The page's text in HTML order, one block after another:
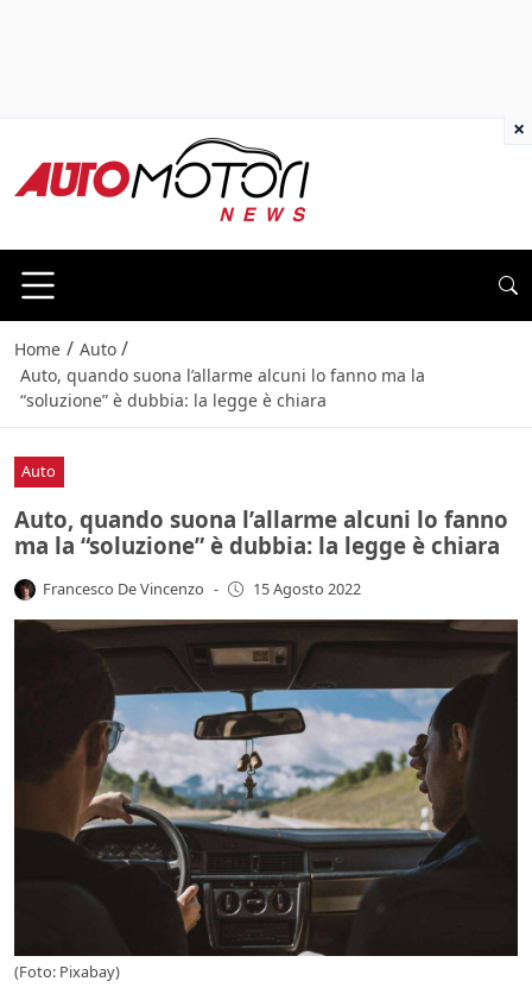
Home / Auto /
Auto, quando suona l’allarme alcuni lo fanno ma la
“soluzione” è dubbia: la legge è chiara
Auto
Auto, quando suona l’allarme alcuni lo fanno
ma la “soluzione” è dubbia: la legge è chiara
Francesco De Vincenzo - 15 Agosto 2022
(Foto: Pixabay)
×